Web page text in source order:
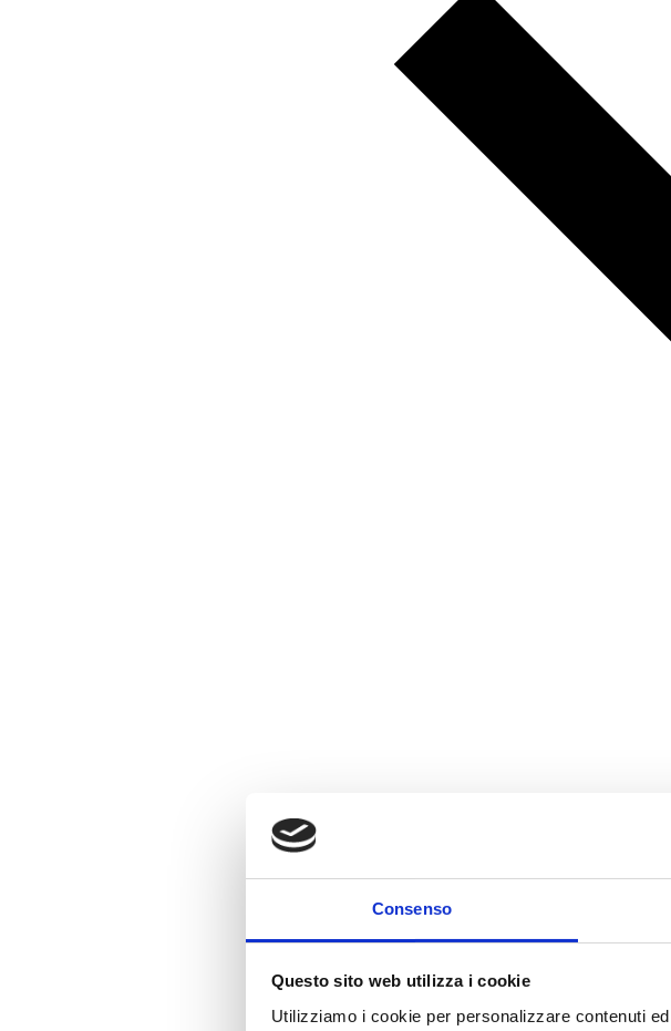
Consenso
Questo sito web utilizza i cookie
Utilizziamo i cookie per personalizzare contenuti